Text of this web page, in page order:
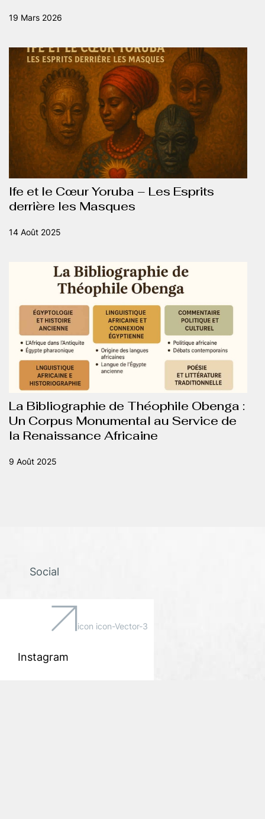
19 Mars 2026
Ife et le Cœur Yoruba – Les Esprits
derrière les Masques
14 Août 2025
La Bibliographie de Théophile Obenga :
Un Corpus Monumental au Service de
la Renaissance Africaine
9 Août 2025
Social
icon icon-Vector-3
Instagram